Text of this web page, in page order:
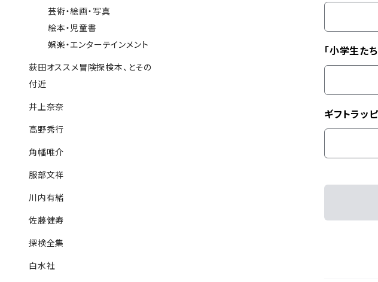
「小学生た
ギフトラッ
芸術・絵画・写真
絵本・児童書
娯楽・エンターテインメント
荻田オススメ冒険探検本、とその
付近
井上奈奈
高野秀行
角幡唯介
服部文祥
川内有緒
佐藤健寿
探検全集
白水社